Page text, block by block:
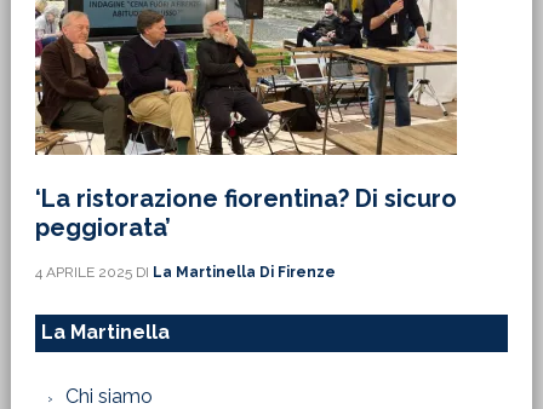
‘La ristorazione fiorentina? Di sicuro
peggiorata’
4 APRILE 2025DI La Martinella Di Firenze
La Martinella
Chi siamo